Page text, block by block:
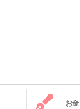
お金